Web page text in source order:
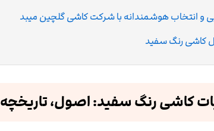
و انتخاب هوشمندانه با شرکت کاشی گلچین میبد
کاشی رنگ سفید
کاشی رنگ سفید: اصول، تاریخچه